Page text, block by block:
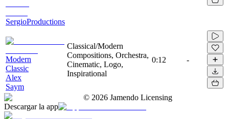
SergioProductions
Modern
Classic
Alex
Saym
Classical/Modern
Compositions, Orchestra,
Cinematic, Logo,
Inspirational
0:12 -
© 2026 Jamendo Licensing
Descargar la app